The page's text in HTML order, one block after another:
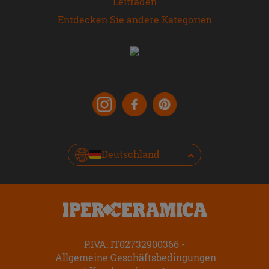
Entdecken Sie andere Kategorien
Deutschland
P.IVA: IT02732900366
Allgemeine Geschäftsbedingungen